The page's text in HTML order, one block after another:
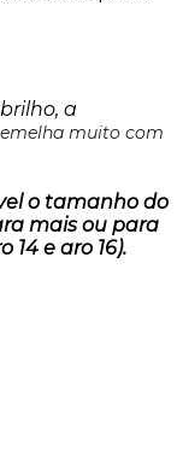
a
muito com
o tamanho do
mais ou para
14 e aro 16).